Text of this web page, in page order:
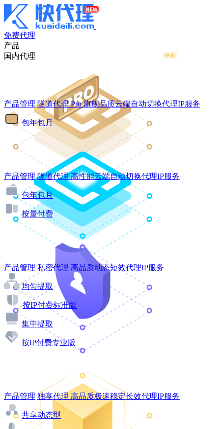
免费代理
产品
国内代理
产品管理 隧道代理Pro 旗舰品质云端自动切换代理IP服务
包年包月
产品管理 隧道代理 高性能云端自动切换代理IP服务
包年包月
按量付费
产品管理 私密代理 高品质动态短效代理IP服务
均匀提取
按IP付费标准版
集中提取
按IP付费专业版
产品管理 独享代理 高品质极速稳定长效代理IP服务
共享动态型